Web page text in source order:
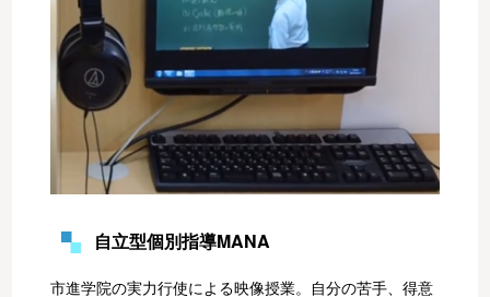
自立型個別指導MANA
市進学院の実力行使による映像授業。自分の苦手、得意